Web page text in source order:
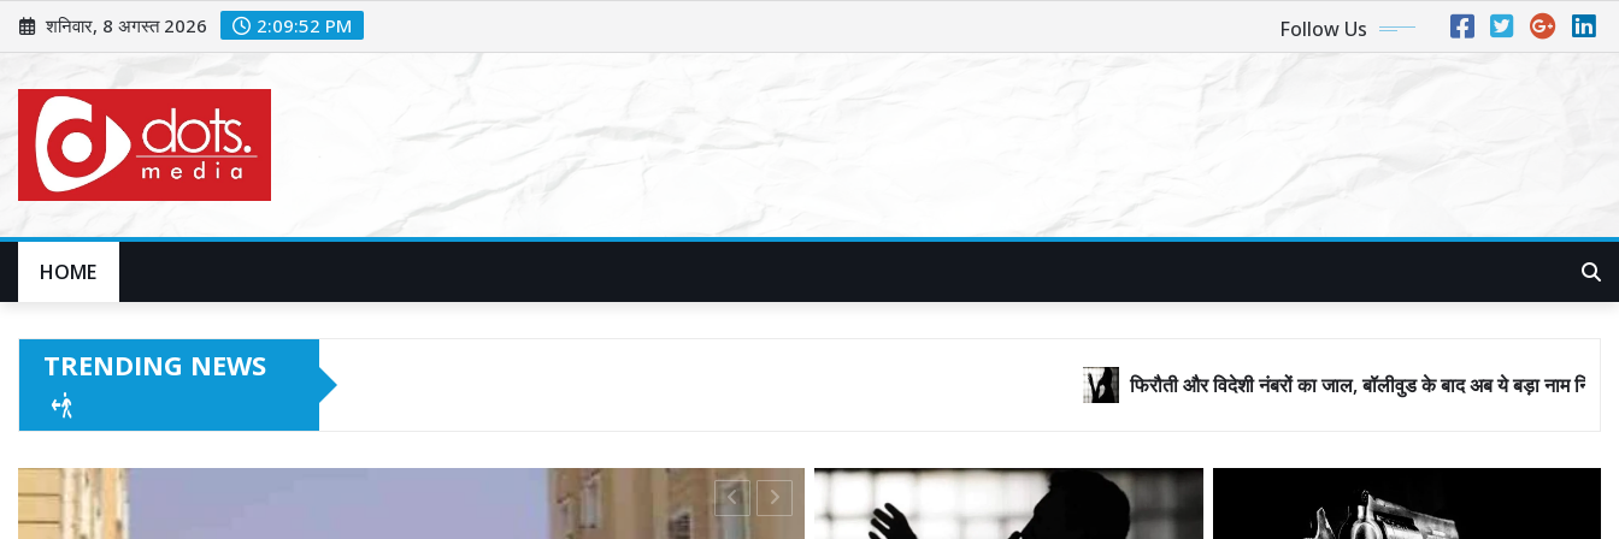
Skip
to
शनिवार, 8 अगस्त 2026 2:09:54 PM Follow Us
HOME
TRENDING NEWS
फिरौती और विदेशी नंबरों का जाल, बॉलीवुड के बाद अब ये बड़ा नाम निशाने पर! मुंबई जैसा ‘फिरौती